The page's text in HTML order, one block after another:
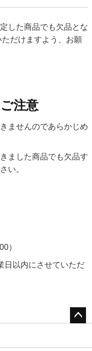
した商品でも欠品とな
だけますよう、お願
注意
ませんのであらかじめ
ました商品でも欠品す
い。
）
日以内にさせていただ